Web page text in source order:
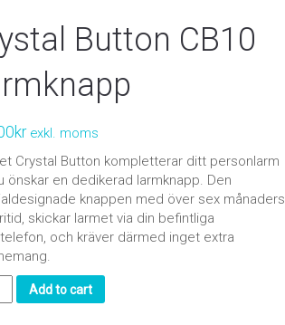
Button CB10
kr exkl. moms
Crystal Button kompletterar ditt personlarm
önskar en dedikerad larmknapp. Den
knappen med över sex månaders
skickar larmet via din befintliga
och kräver därmed inget extra
Add to cart